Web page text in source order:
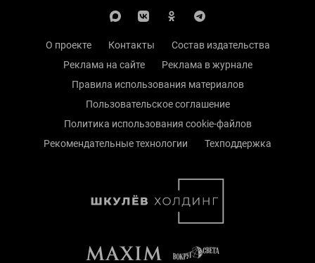
О проекте Контакты
Состав издательства
Реклама на сайте
Реклама в журнале
Правила использования материалов
Пользовательское соглашение
Политика использования cookie-файлов
Рекомендательные технологии
Техподдержка